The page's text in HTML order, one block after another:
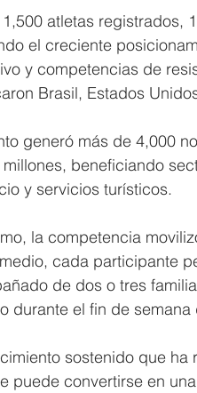
atletas registrados,
el creciente
y competencias de
Brasil, Estados
generó más de 4,000
millones, beneficiando
y servicios turísticos.
la competencia
cada participante
de dos o tres
durante el fin de semana
sostenido que
puede convertirse en